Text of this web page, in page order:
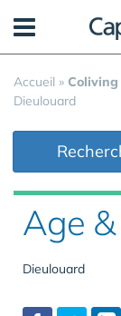
Accueil » Coliving
Dieulouard
Age
Dieulouard